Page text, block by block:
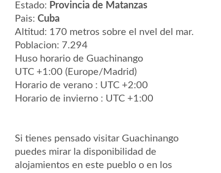
Estado: Provincia de Matanzas
Pais: Cuba
Altitud: 170 metros sobre el nvel del mar.
Poblacion: 7.294
Huso horario de Guachinango
UTC +1:00 (Europe/Madrid)
Horario de verano : UTC +2:00
Horario de invierno : UTC +1:00
Si tienes pensado visitar Guachinango
puedes mirar la disponibilidad de
alojamientos en este pueblo o en los